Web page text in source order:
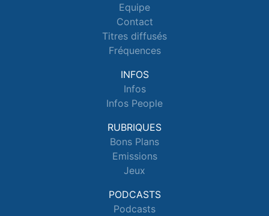
Equipe
Contact
Titres diffusés
Fréquences
INFOS
Infos
Infos People
RUBRIQUES
Bons Plans
Emissions
Jeux
PODCASTS
Podcasts